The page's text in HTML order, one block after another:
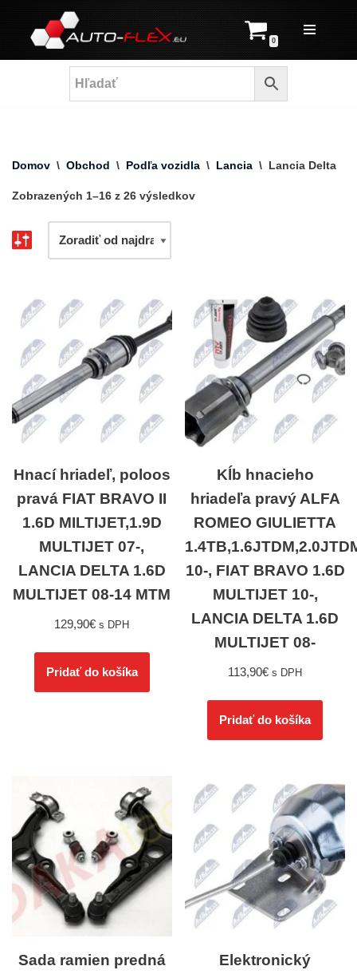
Prejsť
na
0
Domov \ Obchod \ Podľa vozidla \ Lancia \ Lancia Delta
Zobrazených 1–16 z 26 výsledkov
Hnací hriadeľ, poloos
pravá FIAT BRAVO II
1.6D MILTIJET,1.9D
MULTIJET 07-,
LANCIA DELTA 1.6D
MULTIJET 08-14 MTM
129,90€ s DPH
Pridať do košíka
Kĺb hnacieho
hriadeľa pravý ALFA
ROMEO GIULIETTA
10-, FIAT BRAVO 1.6D
MULTIJET 10-,
LANCIA DELTA 1.6D
MULTIJET 08-
113,90€ s DPH
Pridať do košíka
Sada ramien predná
Elektronický